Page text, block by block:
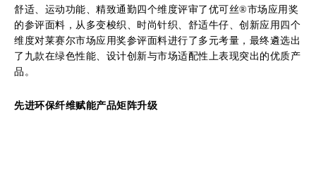
舒适、运动功能、精致通勤四个维度评审了优可丝®市场应用奖
的参评面料，从多变梭织、时尚针织、舒适牛仔、创新应用四个
维度对莱赛尔市场应用奖参评面料进行了多元考量，最终遴选出
了九款在绿色性能、设计创新与市场适配性上表现突出的优质产
品。
先进环保纤维赋能产品矩阵升级